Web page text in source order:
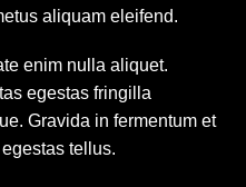
aliquam eleifend.
enim nulla aliquet.
egestas fringilla
Gravida in fermentum et
tellus.